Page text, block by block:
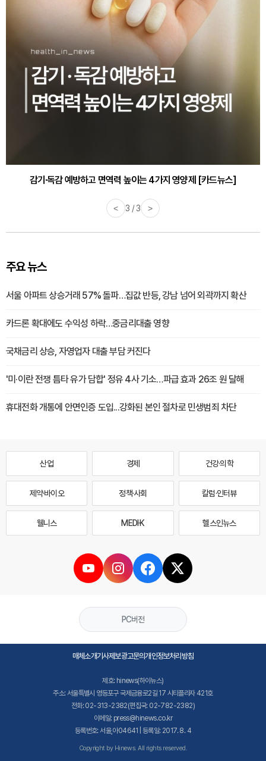
감기·독감 예방하고 면역력 높이는 4가지 영양제 [카드뉴스]
< 3 / 3 >
주요 뉴스
서울 아파트 상승거래 57% 돌파…집값 반등, 강남 넘어 외곽까지 확산
카드론 확대에도 수익성 하락…중금리대출 영향
국채금리 상승, 자영업자 대출 부담 커진다
'미·이란 전쟁 틈타 유가 담합' 정유 4사 기소…파급 효과 26조 원 달해
휴대전화 개통에 안면인증 도입...강화된 본인 절차로 민생범죄 차단
산업 경제 건강·의학
제약·바이오 정책·사회 칼럼·인터뷰
웰니스 MEDI·K 헬스인뉴스
PC버전
매체소개기사제보광고문의개인정보처리방침
제호: hinews(하이뉴스)
주소: 서울특별시 영등포구 국제금융로2길 17 시티플라자 421호
전화: 02-313-2382(편집국: 02-782-2382)
이메일: press@hinews.co.kr
등록번호: 서울,아04641 | 등록일: 2017. 8. 4
Copyright by Hinews. All rights reserved.